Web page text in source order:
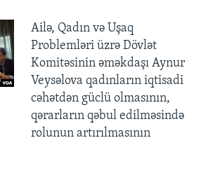
Ailə, Qadın və Uşaq
Problemləri üzrə Dövlət
Komitəsinin əməkdaşı Aynur
Veysəlova qadınların iqtisadi
cəhətdən güclü olmasının,
qərarların qəbul edilməsində
rolunun artırılmasının